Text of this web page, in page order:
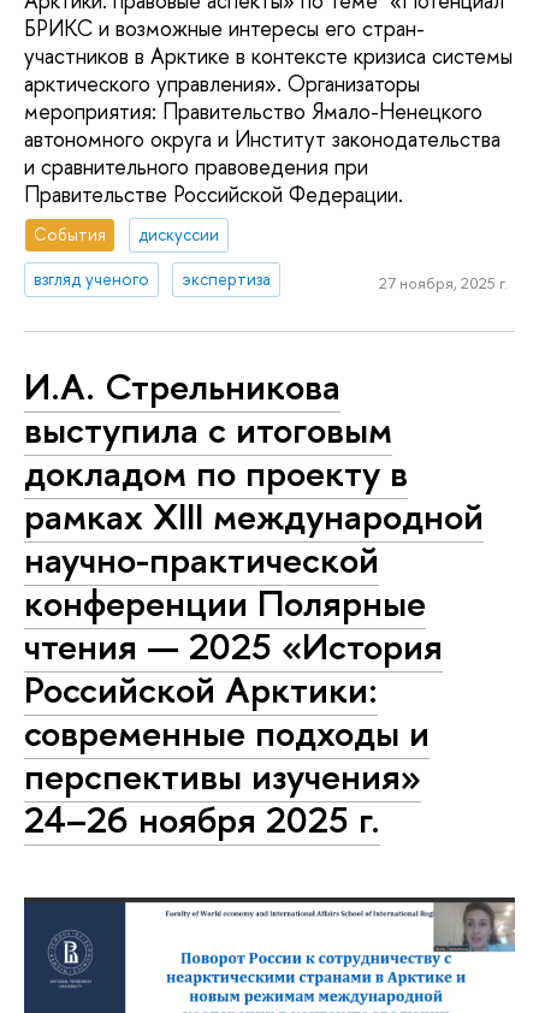
БРИКС и возможные интересы его стран-
участников в Арктике в контексте кризиса системы
арктического управления». Организаторы
мероприятия: Правительство Ямало-Ненецкого
автономного округа и Институт законодательства
и сравнительного правоведения при
Правительстве Российской Федерации.
События
дискуссии
взгляд ученого
экспертиза 27 ноября, 2025 г.
И.А. Стрельникова
выступила с итоговым
докладом по проекту в
рамках XIII международной
научно-практической
конференции Полярные
чтения — 2025 «История
Российской Арктики:
современные подходы и
перспективы изучения»
24–26 ноября 2025 г.